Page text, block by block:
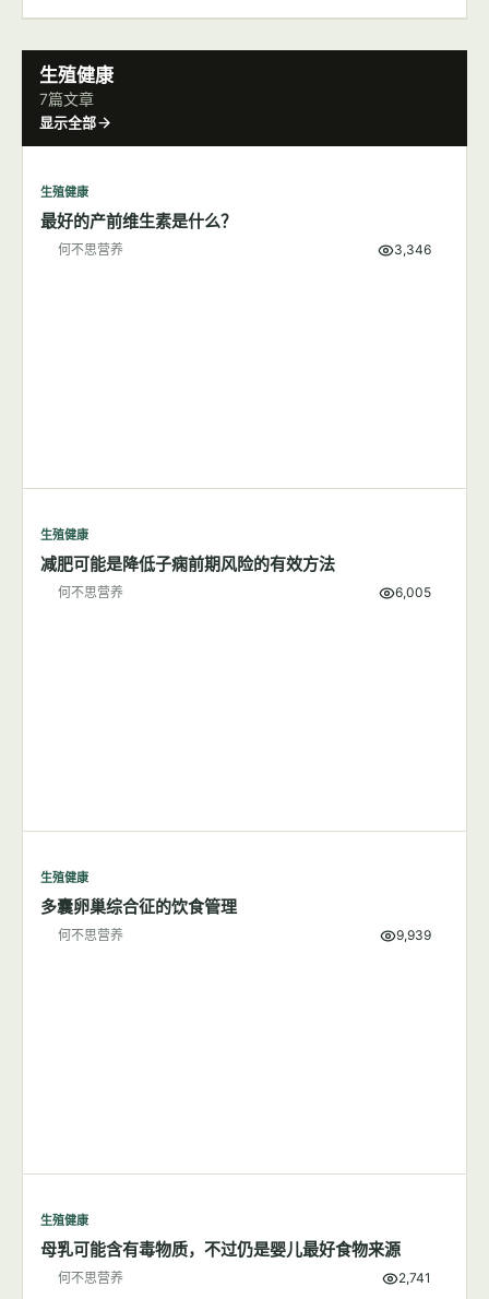
生殖健康
7篇文章
显示全部
生殖健康
最好的产前维生素是什么？
何不思营养 3,346
生殖健康
减肥可能是降低子痫前期风险的有效方法
何不思营养 6,005
生殖健康
多囊卵巢综合征的饮食管理
何不思营养 9,939
生殖健康
母乳可能含有毒物质，不过仍是婴儿最好食物来源
何不思营养 2,741